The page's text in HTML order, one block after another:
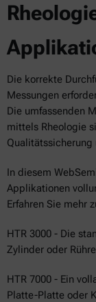
Die korrekte
Messungen
Die umfassenden
mittels Rheologie
Qualitätssicherung
In diesem
Applikationen
Erfahren Sie mehr
HTR 3000 - Die
Zylinder oder
HTR 7000 - Ein
Platte-Platte oder